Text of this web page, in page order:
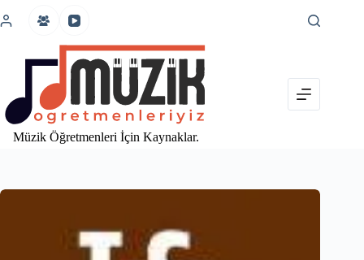
atla
Müzik Öğretmenleri İçin Kaynaklar.